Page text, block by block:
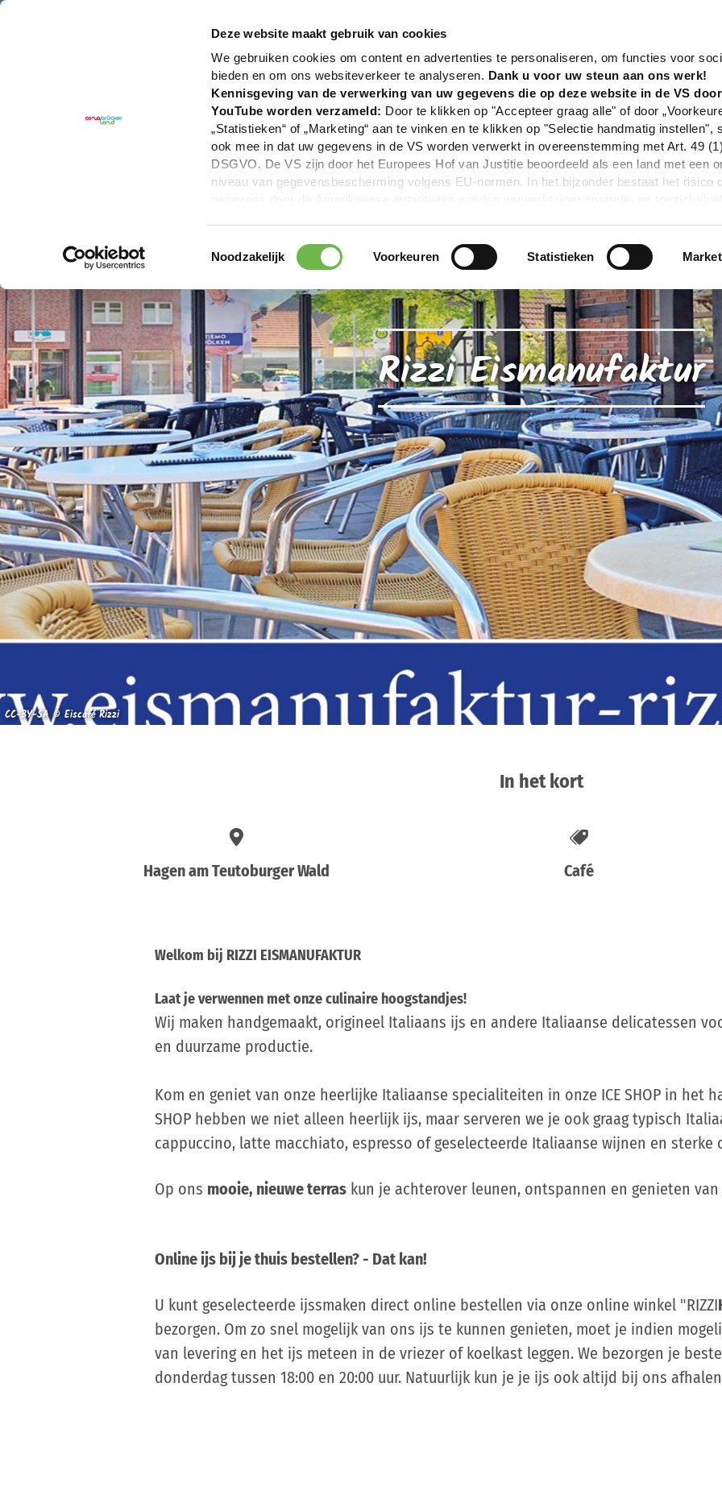
Deze website maakt gebruik van cookies
We gebruiken cookies om content en advertenties te personaliseren, om functies voor
bieden en om ons websiteverkeer te analyseren. Dank u voor uw steun aan ons werk!
Kennisgeving van de verwerking van uw gegevens die op deze website in de VS
YouTube worden verzameld: Door te klikken op "Accepteer graag alle" of door
„Statistieken“ of „Marketing“ aan te vinken en te klikken op "Selectie handmatig instellen",
ook mee in dat uw gegevens in de VS worden verwerkt in overeenstemming met Art. 49
DSGVO. De VS zijn door het Europees Hof van Justitie beoordeeld als een land met een
niveau van gegevensbescherming volgens EU-normen. In het bijzonder bestaat het risico
overdracht niet plaatsvinden. Voor meer informatie, zie onze privacyverklaring.
We geven u hier graag meer gedetailleerde informatie:
|Impressum
Toestemmingsselectie
Noodzakelijk Voorkeuren Statistieken
Rizzi Eismanufaktur
CC-BY-SA © Eiscafé Rizzi
In het kort
Hagen am Teutoburger Wald Café
Welkom bij RIZZI EISMANUFAKTUR
Laat je verwennen met onze culinaire hoogstandjes!
Wij maken handgemaakt, origineel Italiaans ijs en andere Italiaanse delicatessen
en duurzame productie.
Kom en geniet van onze heerlijke Italiaanse specialiteiten in onze ICE SHOP in het
SHOP hebben we niet alleen heerlijk ijs, maar serveren we je ook graag typisch
cappuccino, latte macchiato, espresso of geselecteerde Italiaanse wijnen en sterke
Op ons mooie, nieuwe terras kun je achterover leunen, ontspannen en genieten
Online ijs bij je thuis bestellen? - Dat kan!
U kunt geselecteerde ijssmaken direct online bestellen via onze online winkel "RIZZI
bezorgen. Om zo snel mogelijk van ons ijs te kunnen genieten, moet je indien
van levering en het ijs meteen in de vriezer of koelkast leggen. We bezorgen je
donderdag tussen 18:00 en 20:00 uur. Natuurlijk kun je je ijs ook altijd bij ons afhalen